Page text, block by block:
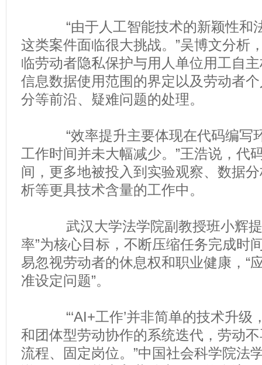
“由于人工智能技术的新颖性和法
这类案件面临很大挑战。”吴博文分析
临劳动者隐私保护与用人单位用工自
信息数据使用范围的界定以及劳动者
分等前沿、疑难问题的处理。
“效率提升主要体现在代码编写环
工作时间并未大幅减少。”王浩说，代
间，更多地被投入到实验观察、数据
析等更具技术含量的工作中。
武汉大学法学院副教授班小辉提
率”为核心目标，不断压缩任务完成时
易忽视劳动者的休息权和职业健康，“
准设定问题”。
“‘AI+工作’并非简单的技术升级
和团体型劳动协作的系统迭代，劳动
流程、固定岗位。”中国社会科学院法